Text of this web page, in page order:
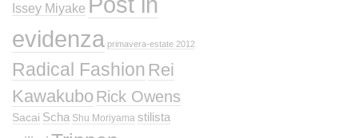
Issey Miyake
evidenza primavera-estate 2012
Radical Fashion Rei
Kawakubo Rick Owens
Sacai Scha Shu Moriyama stilista